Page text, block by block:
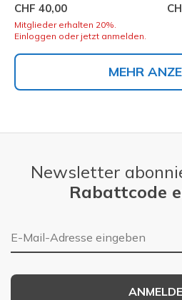
CHF 40,00
Mitglieder erhalten 20%.
Einloggen oder jetzt anmelden.
MEHR
Newsletter
Rabattcode
E-Mail-Adresse